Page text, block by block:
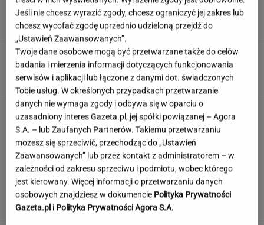
Kurzajewskiego. "Kiedyś źle wybrali"
Zmiany w utylizacji opon. Nowe przepisy
dotkną wszystkich kierowców
Dzisiejszy copiątkowy quiz wiedzy nie zostawi
na tobie suchej nitki!
To nie droga na skróty. Matka pokazuje, jak
naprawdę wygląda edukacja domowa
MATERIAŁ PROMOCYJNY
Jeśli nie chcesz wyrazić zgody, chcesz ograniczyć jej zakres lub
chcesz wycofać zgodę uprzednio udzieloną przejdź do
„Ustawień Zaawansowanych”.
Twoje dane osobowe mogą być przetwarzane także do celów
badania i mierzenia informacji dotyczących funkcjonowania
serwisów i aplikacji lub łączone z danymi dot. świadczonych
Tobie usług. W określonych przypadkach przetwarzanie
danych nie wymaga zgody i odbywa się w oparciu o
uzasadniony interes Gazeta.pl, jej spółki powiązanej – Agora
S.A. – lub Zaufanych Partnerów. Takiemu przetwarzaniu
możesz się sprzeciwić, przechodząc do „Ustawień
Zaawansowanych” lub przez kontakt z administratorem – w
zależności od zakresu sprzeciwu i podmiotu, wobec którego
jest kierowany. Więcej informacji o przetwarzaniu danych
osobowych znajdziesz w dokumencie Polityka Prywatności
Gazeta.pl i Polityka Prywatności Agora S.A.